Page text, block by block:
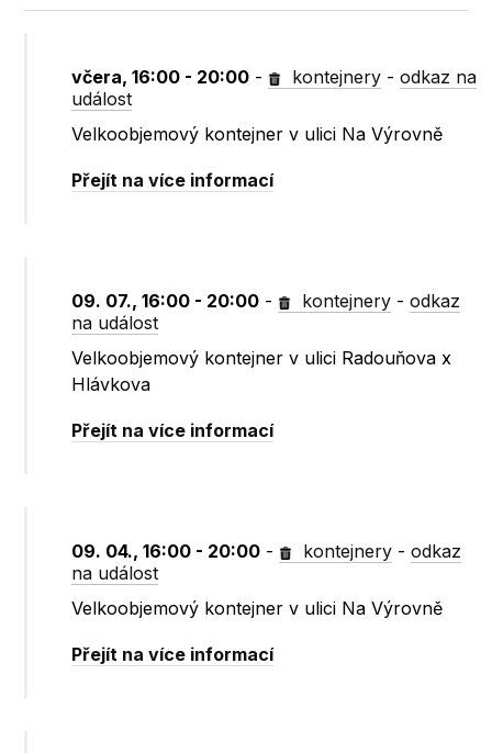
včera, 16:00 - 20:00 - kontejnery -odkaz na
událost
Velkoobjemový kontejner v ulici Na Výrovně
Přejít na více informací
09. 07., 16:00 - 20:00 - kontejnery -odkaz
na událost
Velkoobjemový kontejner v ulici Radouňova x
Hlávkova
Přejít na více informací
09. 04., 16:00 - 20:00 - kontejnery -odkaz
na událost
Velkoobjemový kontejner v ulici Na Výrovně
Přejít na více informací